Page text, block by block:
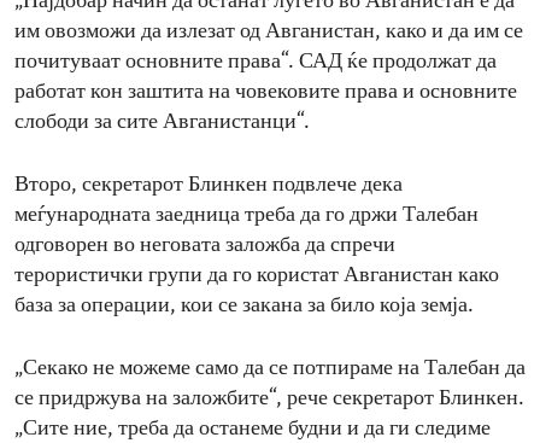
им овозможи да излезат од Авганистан, како и да им се
почитуваат основните права“. САД ќе продолжат да
работат кон заштита на човековите права и основните
слободи за сите Авганистанци“.
Второ, секретарот Блинкен подвлече дека
меѓународната заедница треба да го држи Талебан
одговорен во неговата заложба да спречи
терористички групи да го користат Авганистан како
база за операции, кои се закана за било која земја.
„Секако не можеме само да се потпираме на Талебан да
се придржува на заложбите“, рече секретарот Блинкен.
„Сите ние, треба да останеме будни и да ги следиме